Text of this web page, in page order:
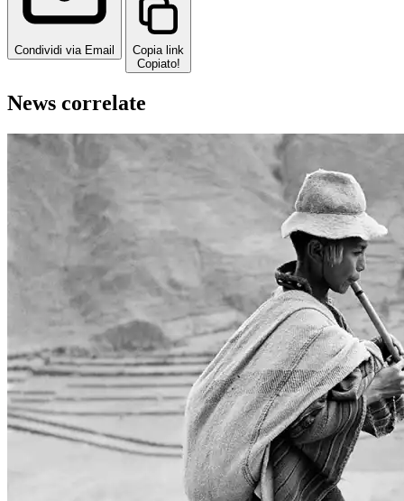
Condividi via Email
Copia link
Copiato!
News correlate